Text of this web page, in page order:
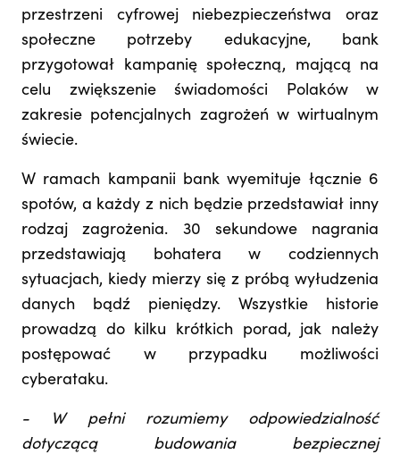
przestrzeni cyfrowej niebezpieczeństwa oraz
społeczne potrzeby edukacyjne, bank
przygotował kampanię społeczną, mającą na
celu zwiększenie świadomości Polaków w
zakresie potencjalnych zagrożeń w wirtualnym
świecie.
W ramach kampanii bank wyemituje łącznie 6
spotów, a każdy z nich będzie przedstawiał inny
rodzaj zagrożenia. 30 sekundowe nagrania
przedstawiają bohatera w codziennych
sytuacjach, kiedy mierzy się z próbą wyłudzenia
danych bądź pieniędzy. Wszystkie historie
prowadzą do kilku krótkich porad, jak należy
postępować w przypadku możliwości
cyberataku.
- W pełni rozumiemy odpowiedzialność
dotyczącą budowania bezpiecznej